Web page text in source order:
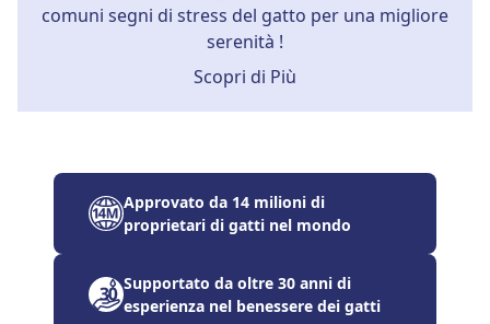
comuni segni di stress del gatto per una migliore
serenità !
Scopri di Più
Approvato da 14 milioni di
proprietari di gatti nel mondo
Supportato da oltre 30 anni di
esperienza nel benessere dei gatti